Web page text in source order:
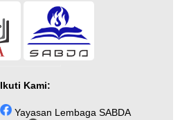
Ikuti Kami:
Yayasan Lembaga SABDA